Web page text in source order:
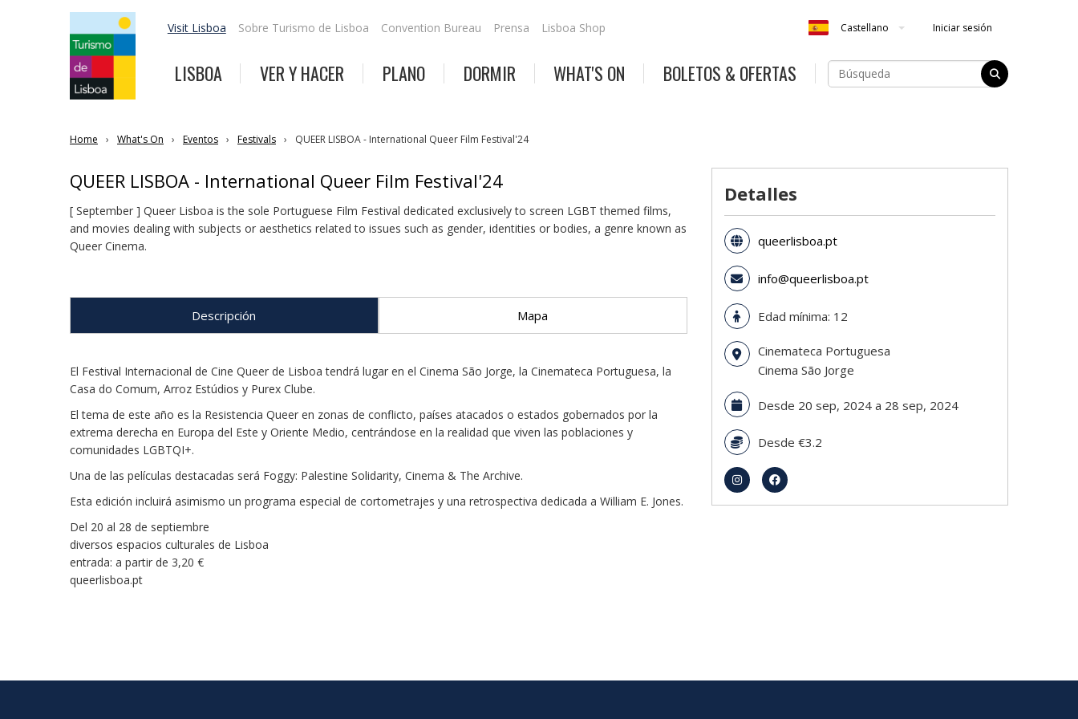
Visit Lisboa Sobre Turismo de Lisboa Convention Bureau Prensa Lisboa Shop Castellano Iniciar sesión
LISBOA VER Y HACER PLANO DORMIR WHAT'S ON BOLETOS & OFERTAS
Home What's On Eventos Festivals QUEER LISBOA - International Queer Film Festival'24
QUEER LISBOA - International Queer Film Festival'24
[ September ] Queer Lisboa is the sole Portuguese Film Festival dedicated exclusively to screen LGBT themed films,
and movies dealing with subjects or aesthetics related to issues such as gender, identities or bodies, a genre known as
Queer Cinema.
Descripción Mapa
El Festival Internacional de Cine Queer de Lisboa tendrá lugar en el Cinema São Jorge, la Cinemateca Portuguesa, la
Casa do Comum, Arroz Estúdios y Purex Clube.
El tema de este año es la Resistencia Queer en zonas de conflicto, países atacados o estados gobernados por la
extrema derecha en Europa del Este y Oriente Medio, centrándose en la realidad que viven las poblaciones y
comunidades LGBTQI+.
Una de las películas destacadas será Foggy: Palestine Solidarity, Cinema & The Archive.
Esta edición incluirá asimismo un programa especial de cortometrajes y una retrospectiva dedicada a William E. Jones.
Del 20 al 28 de septiembre
diversos espacios culturales de Lisboa
entrada: a partir de 3,20 €
queerlisboa.pt
Detalles
queerlisboa.pt
info@queerlisboa.pt
Edad mínima: 12
Cinemateca Portuguesa
Cinema São Jorge
Desde 20 sep, 2024 a 28 sep, 2024
Desde €3.2